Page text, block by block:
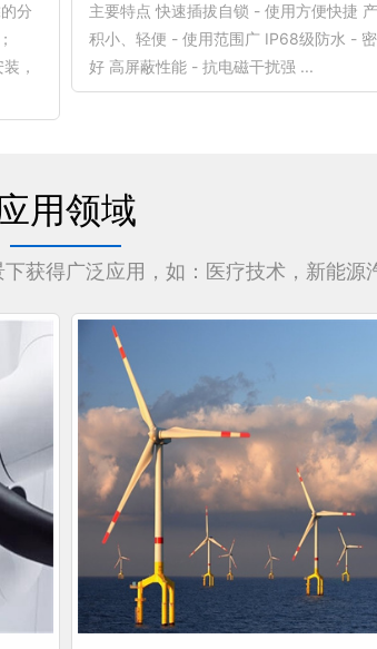
分
，
主要特点 快速插拔自锁 - 使用方便快捷
积小、轻便 - 使用范围广 IP68级防水 -
好 高屏蔽性能 - 抗电磁干扰强 ...
用领域
获得广泛应用，如：医疗技术，新能源